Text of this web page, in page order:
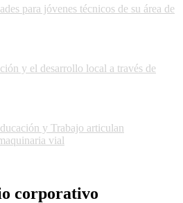
para jóvenes técnicos de su área de
y el desarrollo local a través de
y Trabajo articulan
vial
corporativo